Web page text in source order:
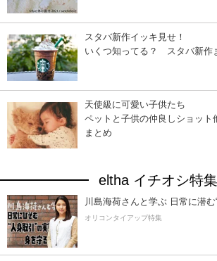
スタバ新作イッキ見せ！
いくつ知ってる？ スタバ新作
天使級に可愛い子供たち
ペットと子供の仲良しショット
まとめ
eltha イチオシ特集
川島海荷さんと学ぶ 日常に潜む
オリコンタイアップ特集